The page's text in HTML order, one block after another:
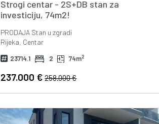
Strogi centar - 2S+DB stan za
investiciju, 74m2!
PRODAJA Stan u zgradi
Rijeka, Centar
23714.1 2 74m2
237.000 €258.000 €